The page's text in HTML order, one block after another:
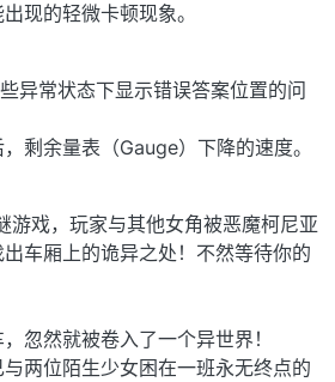
现的轻微卡顿现象。
异常状态下显示错误答案位置的问
剩余量表（Gauge）下降的速度。
游戏，玩家与其他女角被恶魔柯尼亚
车厢上的诡异之处！不然等待你的
忽然就被卷入了一个异世界！
两位陌生少女困在一班永无终点的